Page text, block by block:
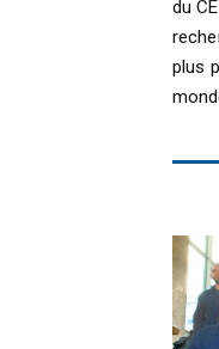
du
plus